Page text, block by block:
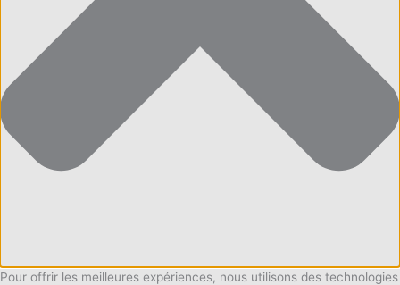
Pour offrir les meilleures expériences, nous utilisons des technologies